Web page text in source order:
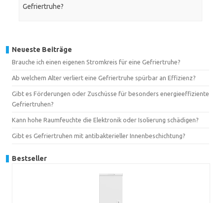
Gefriertruhe?
Neueste Beiträge
Brauche ich einen eigenen Stromkreis für eine Gefriertruhe?
Ab welchem Alter verliert eine Gefriertruhe spürbar an Effizienz?
Gibt es Förderungen oder Zuschüsse für besonders energieeffiziente
Gefriertruhen?
Kann hohe Raumfeuchte die Elektronik oder Isolierung schädigen?
Gibt es Gefriertruhen mit antibakterieller Innenbeschichtung?
Bestseller